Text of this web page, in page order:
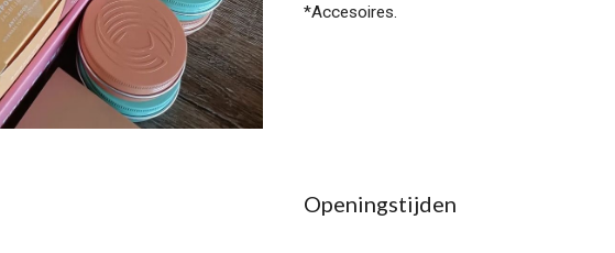
*Accesoires.
Openingstijden